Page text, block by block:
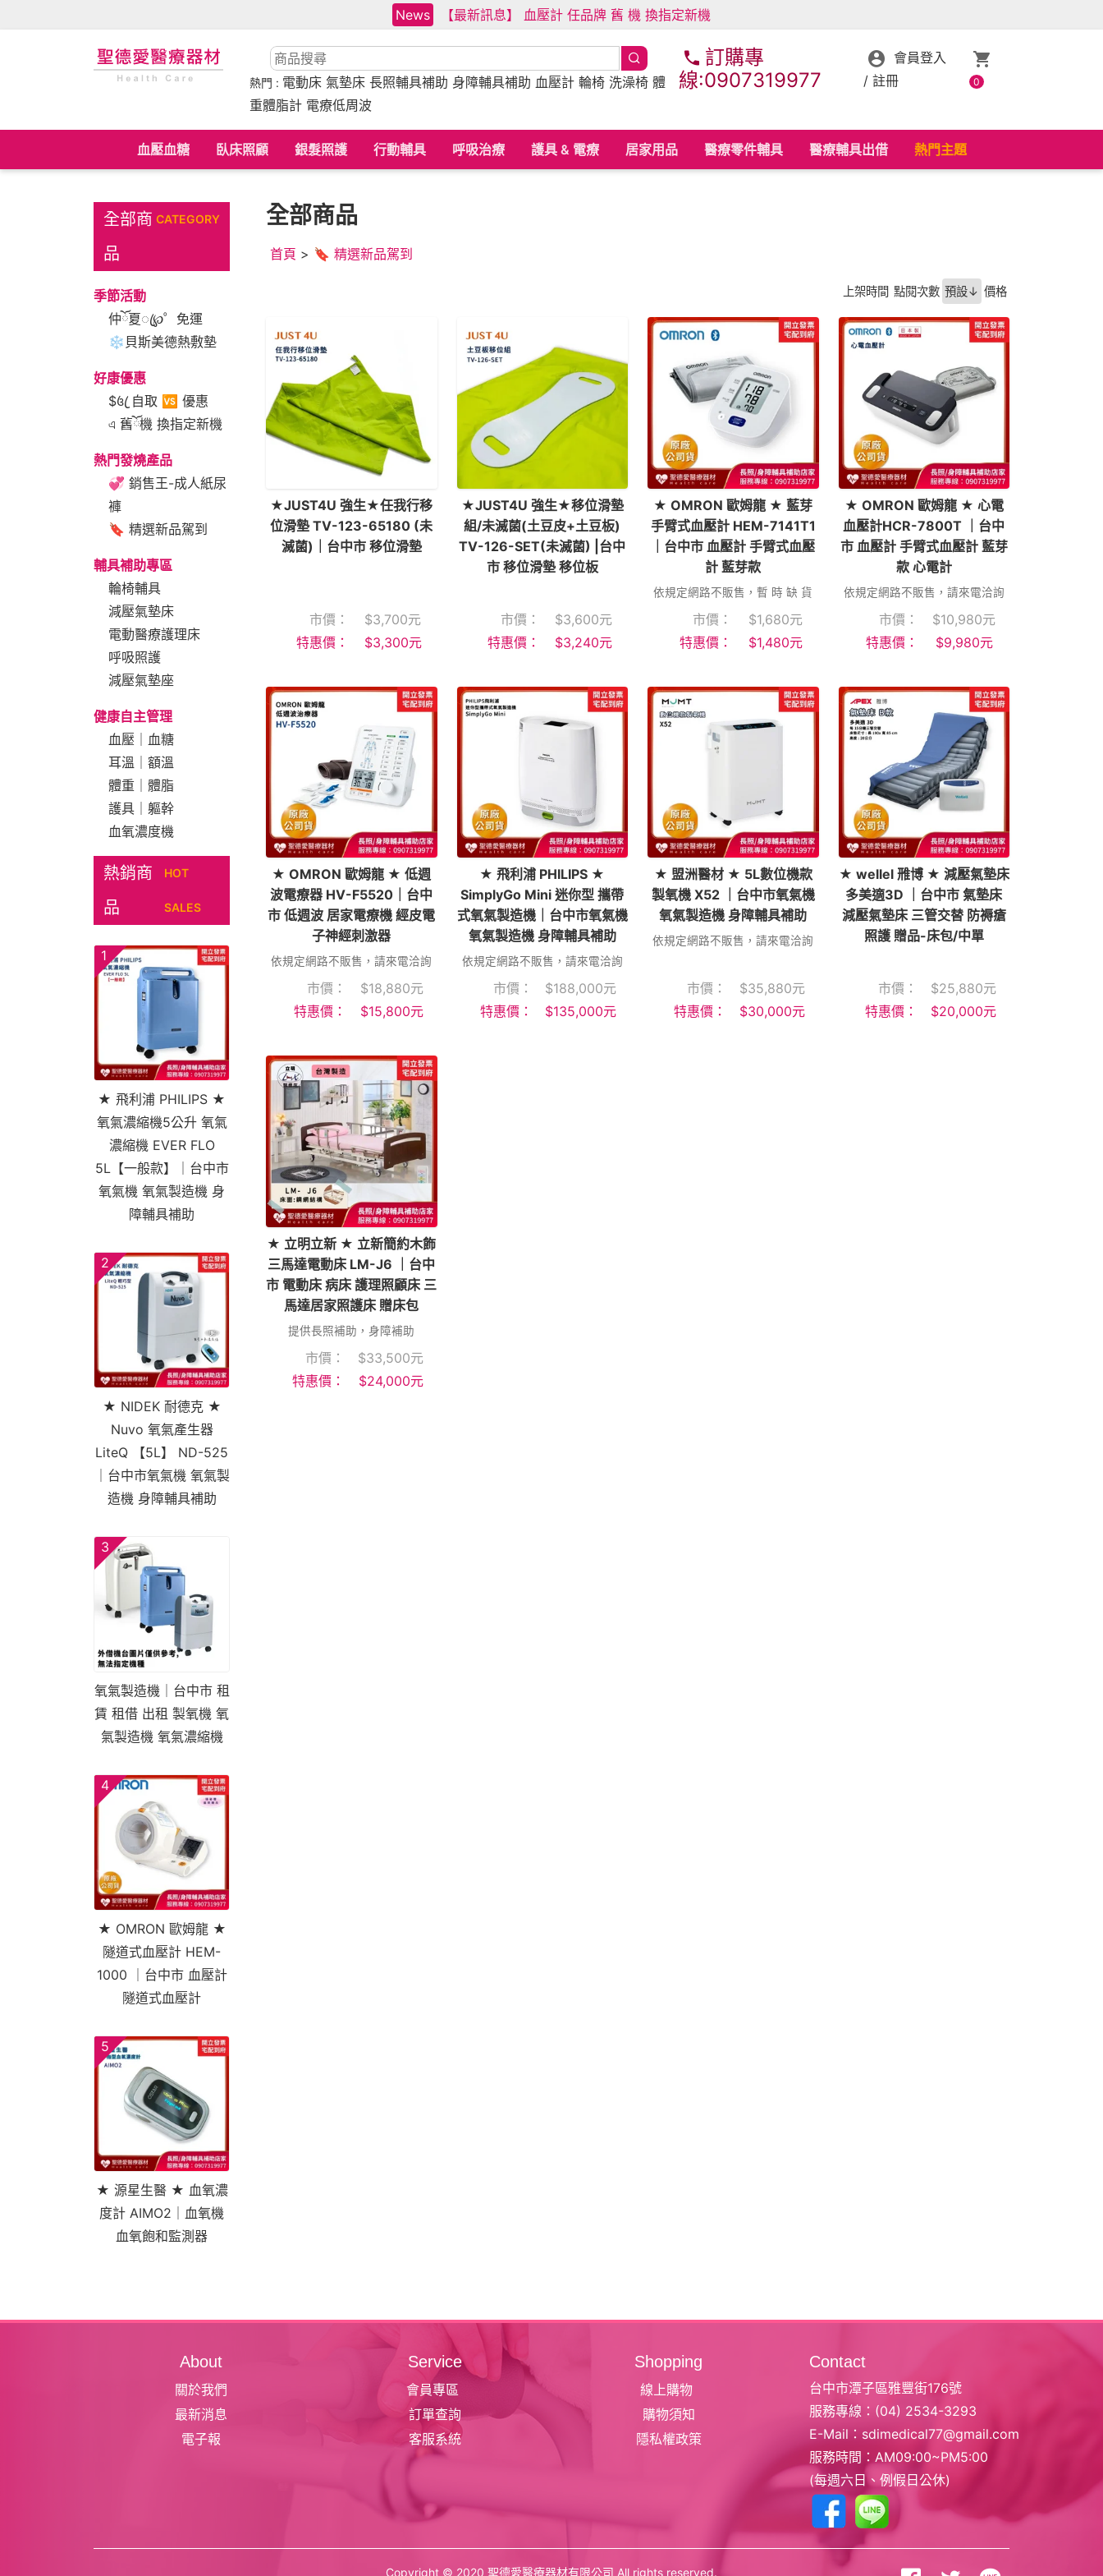
News 【最新訊息】 血壓計 任品牌 舊 機 換指定新機
熱門 : 電動床 氣墊床 長照輔具補助 身障輔具補助 血壓計 輪椅 洗澡椅 體
重體脂計 電療低周波
訂購專
線:0907319977
會員登入
/ 註冊 0
血壓血糖 臥床照顧 銀髮照護 行動輔具 呼吸治療 護具 & 電療 居家用品 醫療零件輔具 醫療輔具出借 熱門主題
全部商
品
CATEGORY
季節活動
仲ོ夏ꦿ℘゜免運
❄貝斯美德熱敷墊
好康優惠
$꧔ꦿ 自取 🆚 優惠
এ 舊ོ機 換指定新機
熱門發燒產品
💞 銷售王-成人紙尿
褲
🔖 精選新品駕到
輔具補助專區
輪椅輔具
減壓氣墊床
電動醫療護理床
呼吸照護
減壓氣墊座
健康自主管理
血壓｜血糖
耳溫｜額溫
體重｜體脂
護具｜軀幹
血氧濃度機
熱銷商
品
HOT
SALES
1
★ 飛利浦 PHILIPS ★
氧氣濃縮機5公升 氧氣
濃縮機 EVER FLO
5L【一般款】｜台中市
氧氣機 氧氣製造機 身
障輔具補助
2
★ NIDEK 耐德克 ★
Nuvo 氧氣產生器
LiteQ 【5L】 ND-525
｜台中市氧氣機 氧氣製
造機 身障輔具補助
3
氧氣製造機｜台中市 租
賃 租借 出租 製氧機 氧
氣製造機 氧氣濃縮機
4
★ OMRON 歐姆龍 ★
隧道式血壓計 HEM-
1000 ｜台中市 血壓計
隧道式血壓計
5
★ 源星生醫 ★ 血氧濃
度計 AIMO2｜血氧機
血氧飽和監測器
全部商品
首頁 > 🔖 精選新品駕到
上架時間 點閱次數 預設↓ 價格
★JUST4U 強生★任我行移
位滑墊 TV-123-65180 (未
滅菌)｜台中市 移位滑墊
市價： $3,700元
特惠價：
$3,300元
★JUST4U 強生★移位滑墊
組/未滅菌(土豆皮+土豆板)
TV-126-SET(未滅菌) |台中
市 移位滑墊 移位板
市價： $3,600元
特惠價：
$3,240元
★ OMRON 歐姆龍 ★ 藍芽
手臂式血壓計 HEM-7141T1
｜台中市 血壓計 手臂式血壓
計 藍芽款
依規定網路不販售，暫 時 缺 貨
市價： $1,680元
特惠價：
$1,480元
★ OMRON 歐姆龍 ★ 心電
血壓計HCR-7800T ｜台中
市 血壓計 手臂式血壓計 藍芽
款 心電計
依規定網路不販售，請來電洽詢
市價： $10,980元
特惠價：
$9,980元
★ OMRON 歐姆龍 ★ 低週
波電療器 HV-F5520｜台中
市 低週波 居家電療機 經皮電
子神經刺激器
依規定網路不販售，請來電洽詢
市價： $18,880元
特惠價：
$15,800元
★ 飛利浦 PHILIPS ★
SimplyGo Mini 迷你型 攜帶
式氧氣製造機｜台中市氧氣機
氧氣製造機 身障輔具補助
依規定網路不販售，請來電洽詢
市價： $188,000元
特惠價：
$135,000元
★ 盟洲醫材 ★ 5L數位機款
製氧機 X52 ｜台中市氧氣機
氧氣製造機 身障輔具補助
依規定網路不販售，請來電洽詢
市價： $35,880元
特惠價：
$30,000元
★ wellel 雃博 ★ 減壓氣墊床
多美適3D ｜台中市 氣墊床
減壓氣墊床 三管交替 防褥瘡
照護 贈品-床包/中單
市價： $25,880元
特惠價：
$20,000元
★ 立明立新 ★ 立新簡約木飾
三馬達電動床 LM-J6 ｜台中
市 電動床 病床 護理照顧床 三
馬達居家照護床 贈床包
提供長照補助，身障補助
市價： $33,500元
特惠價：
$24,000元
About
關於我們
最新消息
電子報
Service
會員專區
訂單查詢
客服系統
Shopping
線上購物
購物須知
隱私權政策
Contact
台中市潭子區雅豐街176號
服務專線： (04) 2534-3293
E-Mail： sdimedical77@gmail.com
服務時間：AM09:00~PM5:00
(每週六日、例假日公休)
Copyright © 2020 聖德愛醫療器材有限公司 All rights reserved.